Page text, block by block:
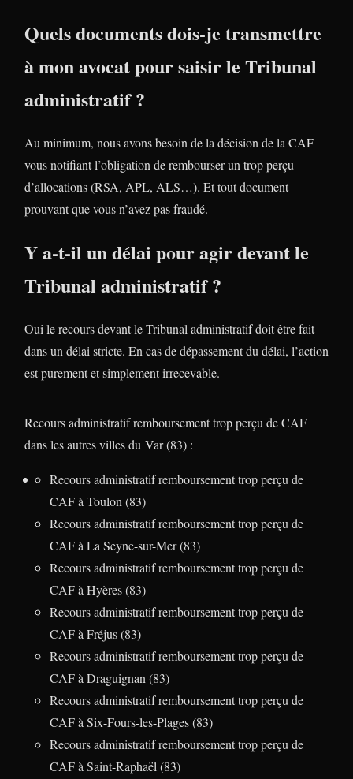
Quels documents dois-je transmettre
à mon avocat pour saisir le Tribunal
administratif ?
Au minimum, nous avons besoin de la décision de la CAF
vous notifiant l’obligation de rembourser un trop perçu
d’allocations (RSA, APL, ALS…). Et tout document
prouvant que vous n’avez pas fraudé.
Y a-t-il un délai pour agir devant le
Tribunal administratif ?
Oui le recours devant le Tribunal administratif doit être fait
dans un délai stricte. En cas de dépassement du délai, l’action
est purement et simplement irrecevable.
Recours administratif remboursement trop perçu de CAF
dans les autres villes du Var (83) :
Recours administratif remboursement trop perçu de
CAF à Toulon (83)
Recours administratif remboursement trop perçu de
CAF à La Seyne-sur-Mer (83)
Recours administratif remboursement trop perçu de
CAF à Hyères (83)
Recours administratif remboursement trop perçu de
CAF à Fréjus (83)
Recours administratif remboursement trop perçu de
CAF à Draguignan (83)
Recours administratif remboursement trop perçu de
CAF à Six-Fours-les-Plages (83)
Recours administratif remboursement trop perçu de
CAF à Saint-Raphaël (83)